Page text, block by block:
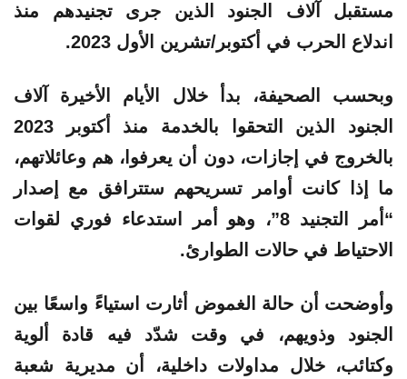
مستقبل آلاف الجنود الذين جرى تجنيدهم منذ
اندلاع الحرب في أكتوبر/تشرين الأول 2023.
وبحسب الصحيفة، بدأ خلال الأيام الأخيرة آلاف
الجنود الذين التحقوا بالخدمة منذ أكتوبر 2023
بالخروج في إجازات، دون أن يعرفوا، هم وعائلاتهم،
ما إذا كانت أوامر تسريحهم ستترافق مع إصدار
“أمر التجنيد 8”
، وهو أمر استدعاء فوري لقوات
الاحتياط في حالات الطوارئ.
وأوضحت أن حالة الغموض أثارت استياءً واسعًا بين
الجنود وذويهم، في وقت شدّد فيه قادة ألوية
وكتائب، خلال مداولات داخلية، أن مديرية شعبة